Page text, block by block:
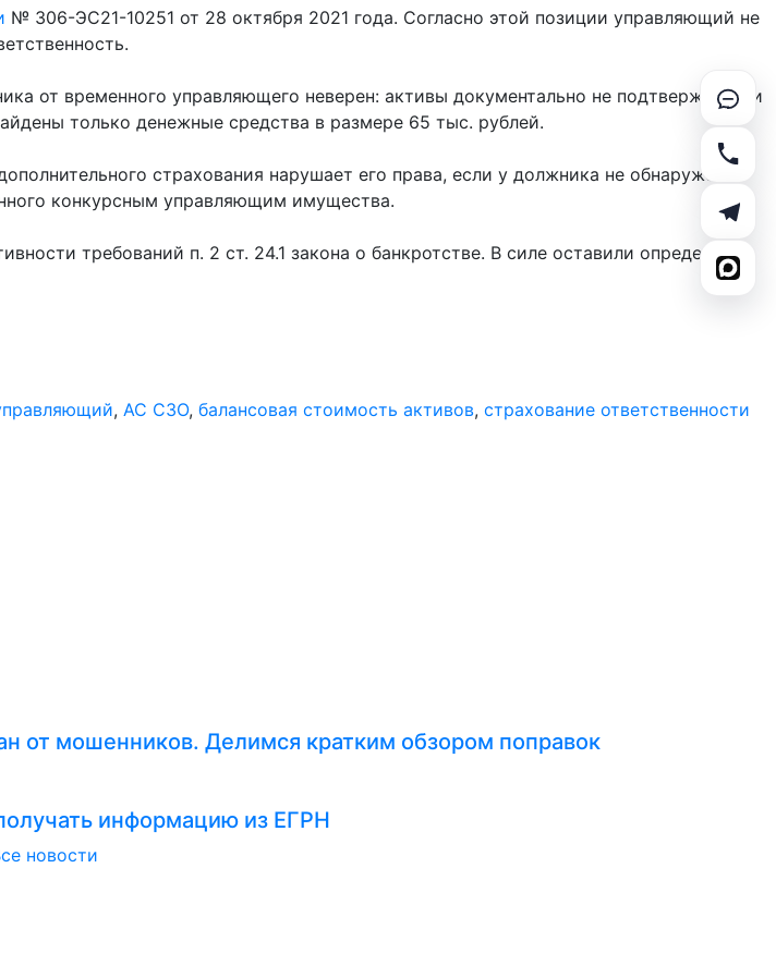
№ 306-ЭС21-10251 от 28 октября 2021 года. Согласно этой позиции управляющий не
от временного управляющего неверен: активы документально не подтверждены и
только денежные средства в размере 65 тыс. рублей.
страхования нарушает его права, если у должника не обнаружено
конкурсным управляющим имущества.
требований п. 2 ст. 24.1 закона о банкротстве. В силе оставили определение
, АС СЗО, балансовая стоимость активов, страхование ответственности
от мошенников. Делимся кратким обзором поправок
информацию из ЕГРН
новости